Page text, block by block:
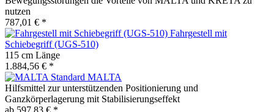
nutzen
787,01 € *
Fahrgestell mit
Schiebegriff (UGS-510)
115 cm Länge
1.884,56 € *
MALTA
Hilfsmittel zur unterstützenden Positionierung und
Ganzkörperlagerung mit Stabilisierungseffekt